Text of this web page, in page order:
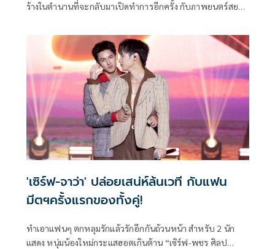
ร้างในตำนานที่จะกลับมาเปิดทำการอีกครั้ง กับภาพยนตร์สยอง
โปรดิวเซอร์ ผลงานการกำกับเรื่องล่าสุดของ ไมค์-ภณธฤต โชติ
กฤษฎาโสภณ โดยในเรื่องนี้ผู้กำกับ ไมค์ ได้แรงบันดาลใจจาก
เรื่องเล่าสถานที่จริงและหยิบมิตรภาพของคำว่า เพื่อนเป็น
ชนวนความเขย่าขวัญที่พร้อมสั่นประสาทผู้ชมตลอดเวลา
'เซิร์ฟ-จาว่า' ปล่อยเสน่ห์ล้นเวที กับแฟน
มีตฯครั้งแรกของทั้งคู่!
ทำเอาแฟนๆ ตกหลุมรักแล้วรักอีกกันถ้วนหน้า สำหรับ 2 นัก
แสดง หนุ่มน้องใหม่กระแสฮอตเกินต้าน “เซิร์ฟ-พชร ศิลป